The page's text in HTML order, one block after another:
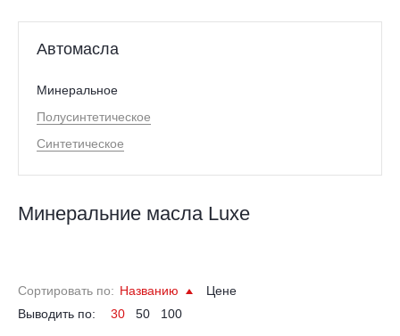
Автомасла
Минеральное
Полусинтетическое
Синтетическое
Минеральние масла Luxe
Сортировать по: Названию
Цене
Выводить по:
30 50 100